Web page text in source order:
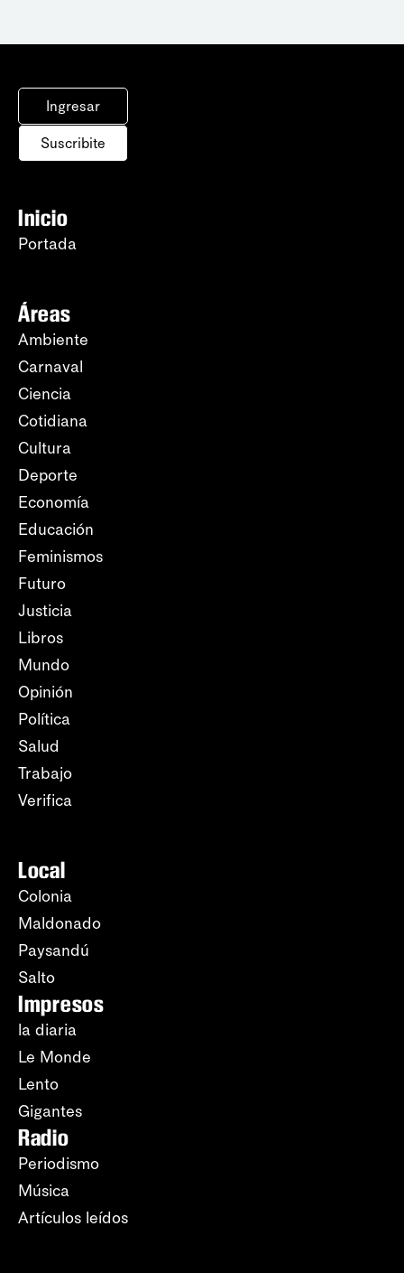
Ingresar
Suscribite
Inicio
Portada
Áreas
Ambiente
Carnaval
Ciencia
Cotidiana
Cultura
Deporte
Economía
Educación
Feminismos
Futuro
Justicia
Libros
Mundo
Opinión
Política
Salud
Trabajo
Verifica
Local
Colonia
Maldonado
Paysandú
Salto
Impresos
la diaria
Le Monde
Lento
Gigantes
Radio
Periodismo
Música
Artículos leídos